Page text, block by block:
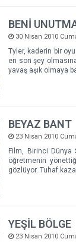
BENİ
30 Nisan 2010
Tyler, kaderin bir
en son şey
yavaş aşık olmaya
BEYAZ BANT
23 Nisan 2010
Film, Birinci Dünya
öğretmenin
gözlüyor. Tuhaf
YEŞİL BÖLGE
23 Nisan 2010